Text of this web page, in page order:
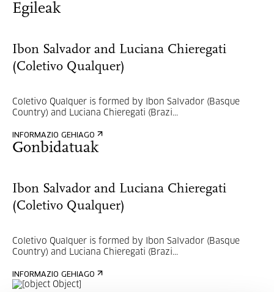
Egileak
Ibon Salvador and Luciana Chieregati
(Coletivo Qualquer)
Coletivo Qualquer is formed by Ibon Salvador (Basque
Country) and Luciana Chieregati (Brazi...
INFORMAZIO GEHIAGO
Gonbidatuak
Ibon Salvador and Luciana Chieregati
(Coletivo Qualquer)
Coletivo Qualquer is formed by Ibon Salvador (Basque
Country) and Luciana Chieregati (Brazi...
INFORMAZIO GEHIAGO